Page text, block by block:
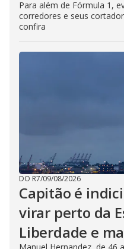
Para além de Fórmula 1,
corredores e seus
confira
DO R7/09/08/2026
Capitão é
virar perto da
Liberdade e
Manuel Hernandez, de 46